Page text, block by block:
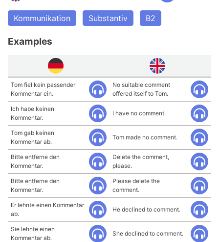
Kommunikation Substantiv B2
Examples
Tom fiel kein passender
Kommentar ein.
No suitable comment
offered itself to Tom.
Ich habe keinen
Kommentar.
I have no comment.
Tom gab keinen
Kommentar ab.
Tom made no comment.
Bitte entferne den
Kommentar.
Delete the comment,
please.
Bitte entferne den
Kommentar.
Please delete the
comment.
Er lehnte einen Kommentar
ab.
He declined to comment.
Sie lehnte einen
Kommentar ab.
She declined to comment.